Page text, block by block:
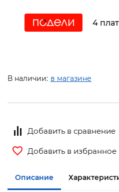
4
В наличии: в магазине
Добавить в сравнение
Добавить в избранное
Описание